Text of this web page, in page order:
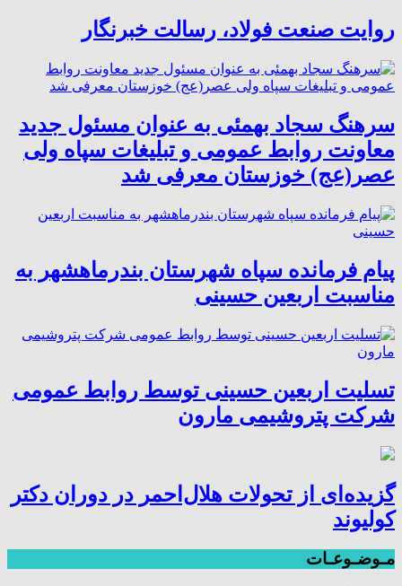
روایت صنعت فولاد،‌ رسالت خبرنگار
سرهنگ سجاد بهمئی به عنوان مسئول جدید
معاونت روابط عمومی و تبلیغات سپاه ولی
عصر(عج) خوزستان معرفی شد
پیام فرمانده سپاه شهرستان بندرماهشهر به
مناسبت اربعین حسینی
تسلیت اربعین حسینی توسط روابط عمومی
شرکت پتروشیمی مارون
گزیده‌ای از تحولات هلال‌احمر در دوران دکتر
کولیوند
مـوضـوعـات